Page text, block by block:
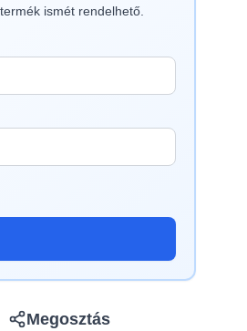
ismét rendelhető.
Megosztás